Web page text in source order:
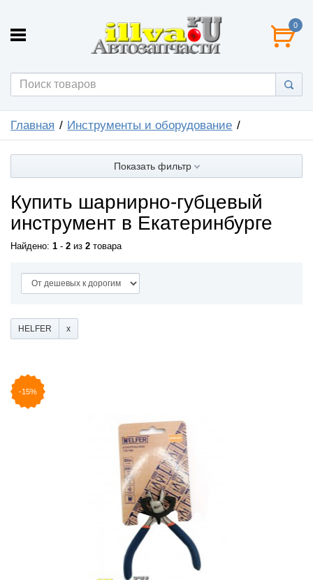
0
Главная Инструменты и оборудование
Показать фильтр
Купить шарнирно-губцевый
инструмент в Екатеринбурге
Найдено: 1 - 2 из 2 товара
HELFER
-15%